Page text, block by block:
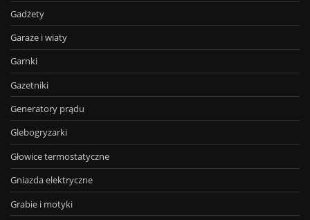
Gadżety
Garaże i wiaty
Garnki
Gazetniki
Generatory prądu
Glebogryzarki
Głowice termostatyczne
Gniazda elektryczne
Grabie i motyki